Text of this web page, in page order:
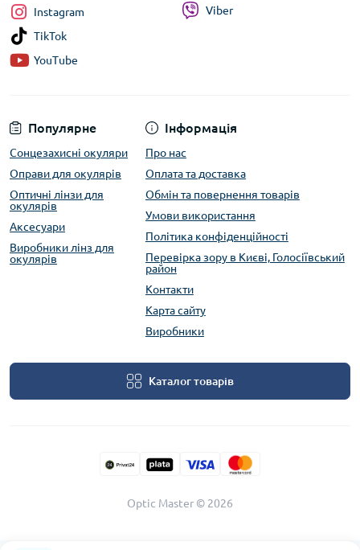
Популярне
Сонцезахисні окуляри
Оправи для окулярів
Оптичні лінзи для
окулярів
Аксесуари
Виробники лінз для
окулярів
Інформація
Про нас
Оплата та доставка
Обмін та повернення товарів
Умови використання
Політика конфіденційності
Перевірка зору в Києві, Голосіївський
район
Контакти
Карта сайту
Виробники
Каталог товарів
Instagram
TikTok
YouTube
Viber
Optic Master © 2026